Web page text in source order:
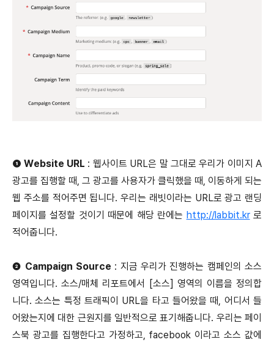
❶ Website URL : 웹사이트 URL은 말 그대로 우리가 이미지 A
광고를 집행할 때, 그 광고를 사용자가 클릭했을 때, 이동하게 되는
웹 주소를 적어주면 됩니다. 우리는 래빗이라는 URL로 광고 랜딩
페이지를 설정할 것이기 때문에 해당 란에는 http://labbit.kr로
적어줍니다.
❷ Campaign Source : 지금 우리가 진행하는 캠페인의 소스
영역입니다. 소스/매체 리포트에서 [소스] 영역의 이름을 정의합
니다. 소스는 특정 트래픽이 URL을 타고 들어왔을 때, 어디서 들
어왔는지에 대한 근원지를 일반적으로 표기해줍니다. 우리는 페이
스북 광고를 집행한다고 가정하고, facebook 이라고 소스 값에